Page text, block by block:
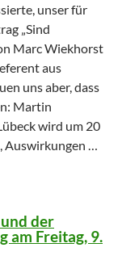
unser für
„Sind
Marc Wiekhorst
aus
uns aber, dass
Martin
wird um 20
…
der
am Freitag, 9.